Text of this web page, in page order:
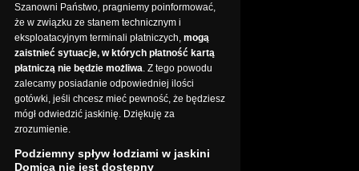
Szanowni Państwo, pragniemy poinformować,
że w związku ze stanem technicznym i
eksploatacyjnym terminali płatniczych, mogą
zaistnieć sytuacje, w których płatność kartą
płatniczą nie będzie możliwa. Z tego powodu
zalecamy posiadanie odpowiedniej ilości
gotówki, jeśli chcesz mieć pewność, że będziesz
mógł odwiedzić jaskinię. Dziękuję za
zrozumienie.
Podziemny spływ łodziami w jaskini
Domica nie jest dostępny